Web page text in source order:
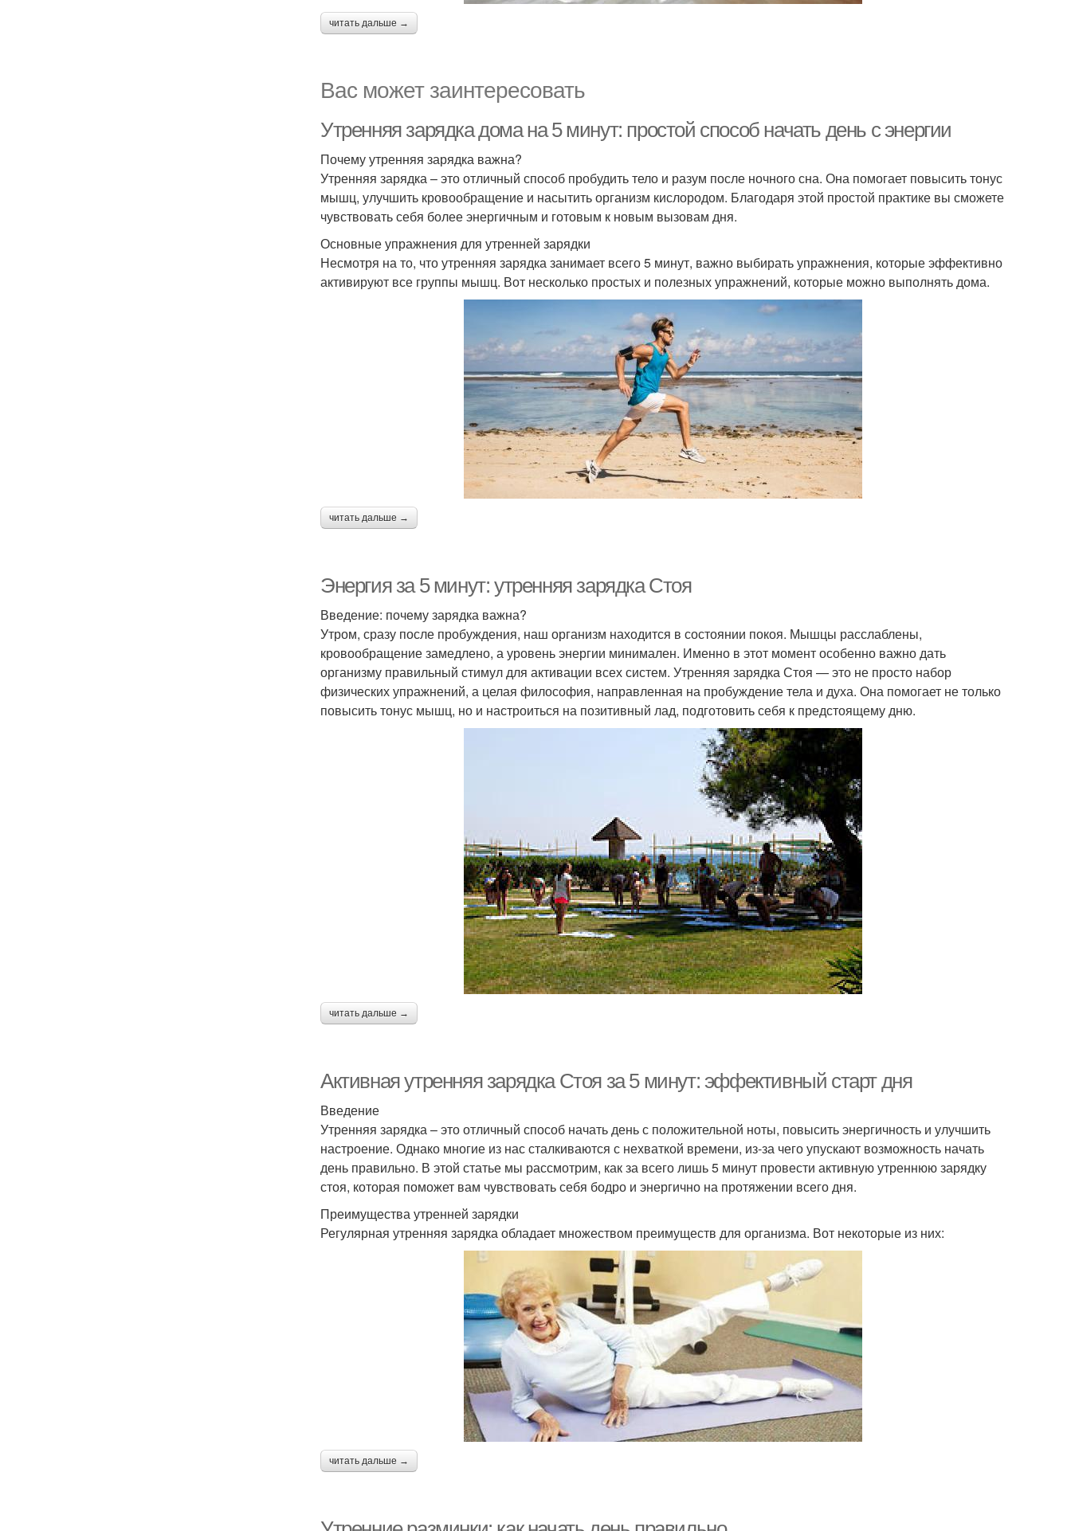
читать дальше →
Вас может заинтересовать
Утренняя зарядка дома на 5 минут: простой способ начать день с энергии
Почему утренняя зарядка важна?
Утренняя зарядка – это отличный способ пробудить тело и разум после ночного сна. Она помогает повысить тонус
мышц, улучшить кровообращение и насытить организм кислородом. Благодаря этой простой практике вы сможете
чувствовать себя более энергичным и готовым к новым вызовам дня.
Основные упражнения для утренней зарядки
Несмотря на то, что утренняя зарядка занимает всего 5 минут, важно выбирать упражнения, которые эффективно
активируют все группы мышц. Вот несколько простых и полезных упражнений, которые можно выполнять дома.
читать дальше →
Энергия за 5 минут: утренняя зарядка Стоя
Введение: почему зарядка важна?
Утром, сразу после пробуждения, наш организм находится в состоянии покоя. Мышцы расслаблены,
кровообращение замедлено, а уровень энергии минимален. Именно в этот момент особенно важно дать
организму правильный стимул для активации всех систем. Утренняя зарядка Стоя — это не просто набор
физических упражнений, а целая философия, направленная на пробуждение тела и духа. Она помогает не только
повысить тонус мышц, но и настроиться на позитивный лад, подготовить себя к предстоящему дню.
читать дальше →
Активная утренняя зарядка Стоя за 5 минут: эффективный старт дня
Введение
Утренняя зарядка – это отличный способ начать день с положительной ноты, повысить энергичность и улучшить
настроение. Однако многие из нас сталкиваются с нехваткой времени, из-за чего упускают возможность начать
день правильно. В этой статье мы рассмотрим, как за всего лишь 5 минут провести активную утреннюю зарядку
стоя, которая поможет вам чувствовать себя бодро и энергично на протяжении всего дня.
Преимущества утренней зарядки
Регулярная утренняя зарядка обладает множеством преимуществ для организма. Вот некоторые из них:
читать дальше →